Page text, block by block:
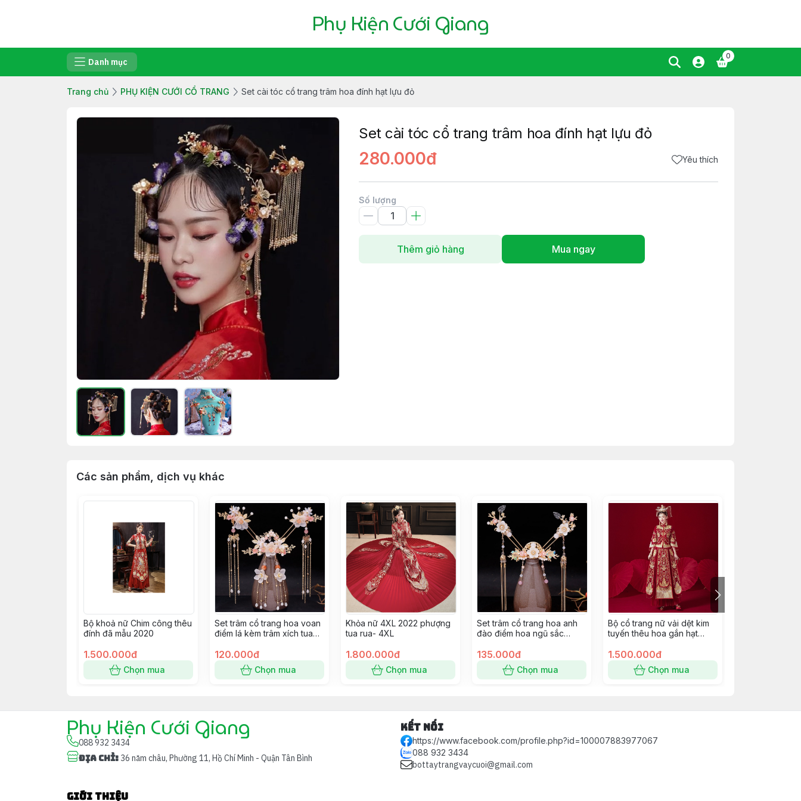
Phụ Kiện Cưới Giang
Danh mục
0
Trang chủ PHỤ KIỆN CƯỚI CỔ TRANG Set cài tóc cổ trang trâm hoa đính hạt lựu đỏ
Set cài tóc cổ trang trâm hoa đính hạt lựu đỏ
280.000đ Yêu thích
Số lượng
Thêm giỏ hàng Mua ngay
Các sản phẩm, dịch vụ khác
Bộ khoả nữ Chim công thêu
đính đã mẫu 2020
1.500.000đ
Chọn mua
Set trâm cổ trang hoa voan
điểm lá kèm trâm xích tua
120.000đ
Chọn mua
Khỏa nữ 4XL 2022 phượng
tua rua- 4XL
1.800.000đ
Chọn mua
Set trâm cổ trang hoa anh
đào điểm hoa ngũ sắc
135.000đ
Chọn mua
Bộ cổ trang nữ vải dệt kim
tuyến thêu hoa gắn hạt
Giangpkc
1.500.000đ
Chọn mua
Phụ Kiện Cưới Giang
088 932 3434
Địa chỉ: 36 năm châu, Phường 11, Hồ Chí Minh - Quận Tân Bình
Kết nối
https://www.facebook.com/profile.php?id=100007883977067
088 932 3434
bottaytrangvaycuoi@gmail.com
Giới thiệu